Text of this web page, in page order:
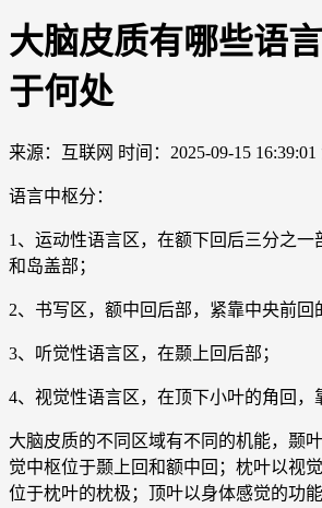
大脑皮质有哪些语
于何处
来源：互联网 时间：2025-09-15 16:39:01
语言中枢分：
1、运动性语言区，在额下回后三分之一
和岛盖部；
2、书写区，额中回后部，紧靠中央前回
3、听觉性语言区，在颞上回后部；
4、视觉性语言区，在顶下小叶的角回，
大脑皮质的不同区域有不同的机能，颞
觉中枢位于颞上回和额中回；枕叶以视
位于枕叶的枕极；顶叶以身体感觉的功